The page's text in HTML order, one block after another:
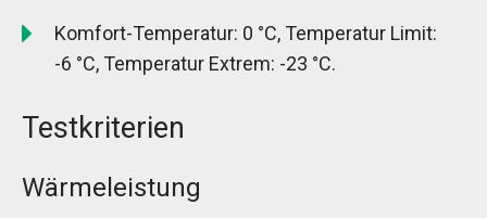
Komfort-Temperatur: 0 °C, Temperatur Limit:
-6 °C, Temperatur Extrem: -23 °C.
Testkriterien
Wärmeleistung